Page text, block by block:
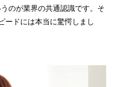
のが業界の共通認識です。そ
ードには本当に驚愕しまし